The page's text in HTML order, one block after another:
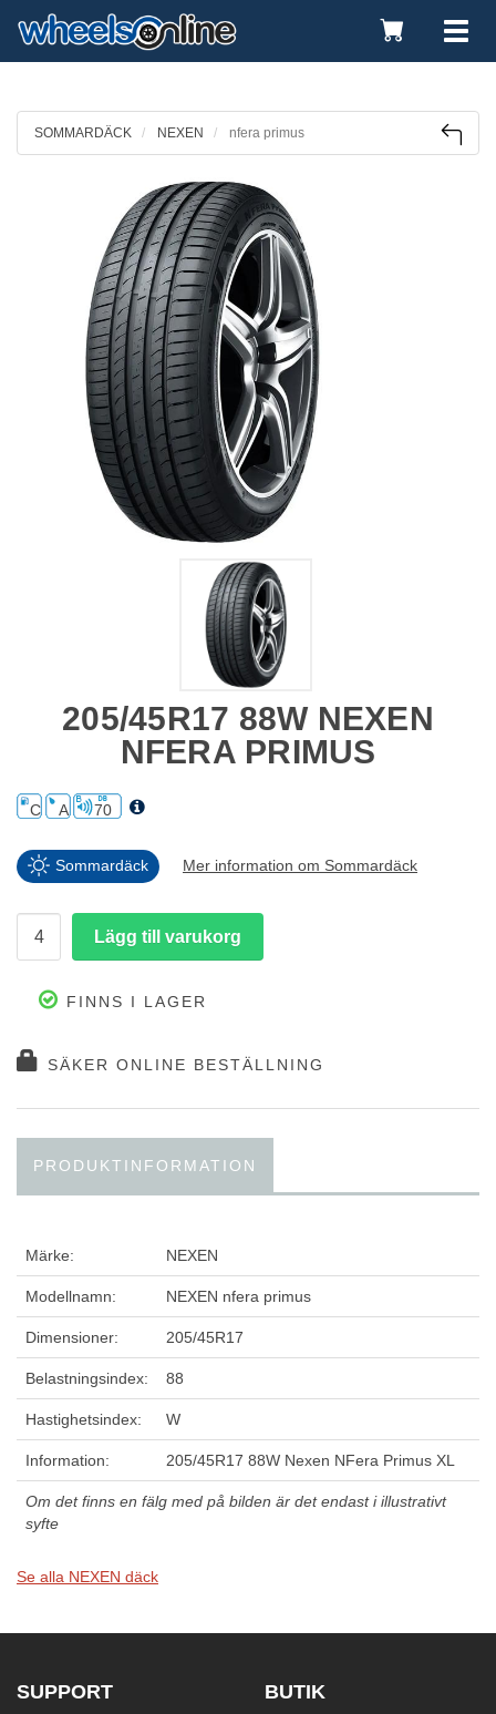
Toggle
Cart
SOMMARDÄCK NEXEN nfera primus
205/45R17 88W NEXEN
NFERA PRIMUS
C A 70
Sommardäck Mer information om Sommardäck
FINNS I LAGER
SÄKER ONLINE BESTÄLLNING
PRODUKTINFORMATION
Märke: NEXEN
Modellnamn: NEXEN nfera primus
Dimensioner: 205/45R17
Belastningsindex: 88
Hastighetsindex: W
Information: 205/45R17 88W Nexen NFera Primus XL
Om det finns en fälg med på bilden är det endast i illustrativt
syfte
Se alla NEXEN däck
SUPPORT BUTIK